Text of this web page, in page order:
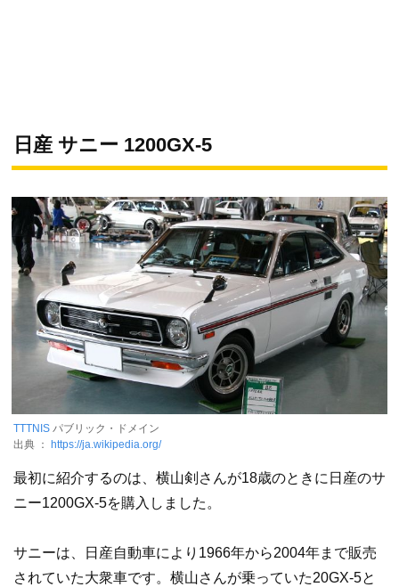
日産 サニー 1200GX-5
TTTNIS パブリック・ドメイン
出典 ：
https://ja.wikipedia.org/
最初に紹介するのは、横山剣さんが18歳のときに日産のサ
ニー1200GX-5を購入しました。
サニーは、日産自動車により1966年から2004年まで販売
されていた大衆車です。横山さんが乗っていた20GX-5と